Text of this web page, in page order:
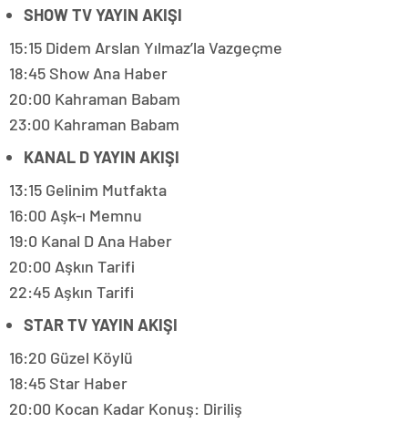
SHOW TV YAYIN AKIŞI
15:15 Didem Arslan Yılmaz’la Vazgeçme
18:45 Show Ana Haber
20:00 Kahraman Babam
23:00 Kahraman Babam
KANAL D YAYIN AKIŞI
13:15 Gelinim Mutfakta
16:00 Aşk-ı Memnu
19:0 Kanal D Ana Haber
20:00 Aşkın Tarifi
22:45 Aşkın Tarifi
STAR TV YAYIN AKIŞI
16:20 Güzel Köylü
18:45 Star Haber
20:00 Kocan Kadar Konuş: Diriliş